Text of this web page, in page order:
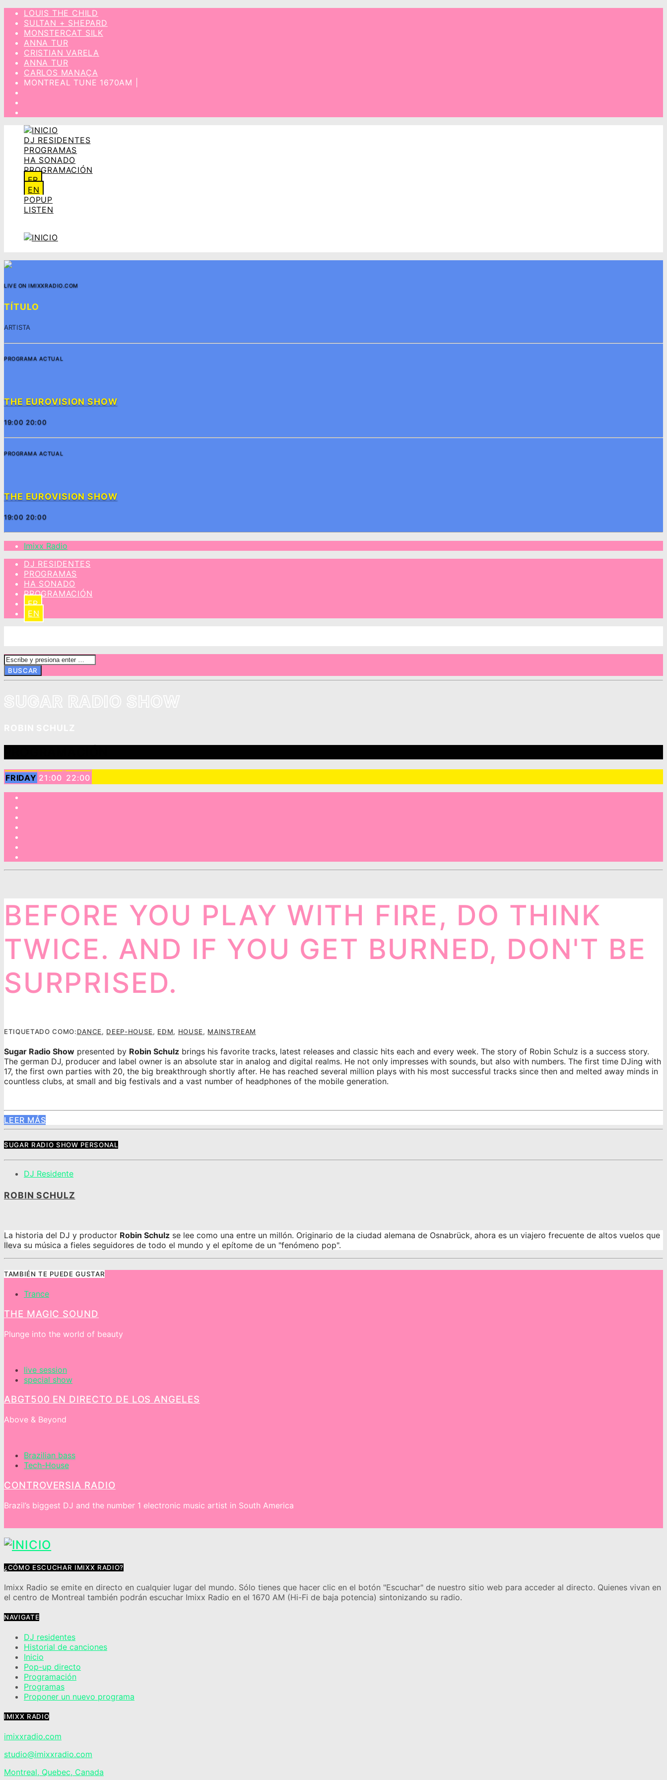
LOUIS THE CHILD
SULTAN + SHEPARD
MONSTERCAT SILK
ANNA TUR
CRISTIAN VARELA
ANNA TUR
CARLOS MANAÇA
MONTREAL TUNE 1670AM |
DJ RESIDENTES
PROGRAMAS
HA SONADO
PROGRAMACIÓN
FR
EN
POPUP
LISTEN
LIVE ON IMIXXRADIO.COM
TÍTULO
ARTISTA
PROGRAMA ACTUAL
THE EUROVISION SHOW
19:00 20:00
PROGRAMA ACTUAL
THE EUROVISION SHOW
19:00 20:00
Imixx Radio
DJ RESIDENTES
PROGRAMAS
HA SONADO
PROGRAMACIÓN
FR
EN
FRIDAY 21:00 22:00
BEFORE YOU PLAY WITH FIRE, DO THINK
TWICE. AND IF YOU GET BURNED, DON'T BE
SURPRISED.
ETIQUETADO COMO:DANCE, DEEP-HOUSE, EDM, HOUSE, MAINSTREAM
Sugar Radio Show presented by Robin Schulz brings his favorite tracks, latest releases and classic hits each and every week. The story of Robin Schulz is a success story.
The german DJ, producer and label owner is an absolute star in analog and digital realms. He not only impresses with sounds, but also with numbers. The first time DJing with
17, the first own parties with 20, the big breakthrough shortly after. He has reached several million plays with his most successful tracks since then and melted away minds in
countless clubs, at small and big festivals and a vast number of headphones of the mobile generation.
LEER MÁS
SUGAR RADIO SHOW PERSONAL
DJ Residente
ROBIN SCHULZ
La historia del DJ y productor Robin Schulz se lee como una entre un millón. Originario de la ciudad alemana de Osnabrück, ahora es un viajero frecuente de altos vuelos que
lleva su música a fieles seguidores de todo el mundo y el epítome de un "fenómeno pop".
TAMBIÉN TE PUEDE GUSTAR
Trance
THE MAGIC SOUND
Plunge into the world of beauty
live session
special show
ABGT500 EN DIRECTO DE LOS ANGELES
Above & Beyond
Brazilian bass
Tech-House
CONTROVERSIA RADIO
Brazil’s biggest DJ and the number 1 electronic music artist in South America
¿CÓMO ESCUCHAR IMIXX RADIO?
Imixx Radio se emite en directo en cualquier lugar del mundo. Sólo tienes que hacer clic en el botón "Escuchar" de nuestro sitio web para acceder al directo. Quienes vivan en
el centro de Montreal también podrán escuchar Imixx Radio en el 1670 AM (Hi-Fi de baja potencia) sintonizando su radio.
NAVIGATE
DJ residentes
Historial de canciones
Inicio
Pop-up directo
Programación
Programas
Proponer un nuevo programa
IMIXX RADIO
imixxradio.com
studio@imixxradio.com
Montreal, Quebec, Canada